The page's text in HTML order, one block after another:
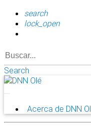
search
lock_open
Search
Acerca de DNN